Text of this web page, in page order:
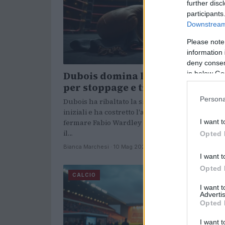
further
Please
information
deny
in below
I want
Opted
I want
Opted
I want
Opted
I want
Dubois domina la rimonta:
per stoppage e titolo WBO
Dubois ha ribaltato la situazione dopo due
iniziali e ha costretto l'arbitro Howard Foster a
fermare Fabio Wardley all'undicesimo,
il…
Bianca Marchesi · 10 Mag 2026
CALCIO